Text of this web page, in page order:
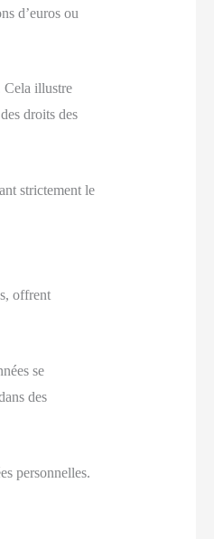
d’euros ou
Cela illustre
droits des
strictement le
offrent
se
des
personnelles.